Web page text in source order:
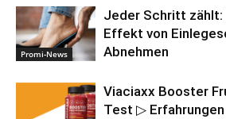
Promi-News
Jeder Schritt
Effekt von
Abnehmen
Viaciaxx Booster
Test ▷